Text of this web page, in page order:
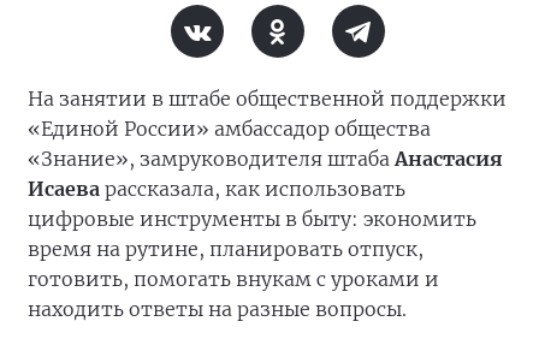
На занятии в штабе общественной поддержки
«Единой России» амбассадор общества
«Знание», замруководителя штабаАнастасия
Исаева рассказала, как использовать
цифровые инструменты в быту: экономить
время на рутине, планировать отпуск,
готовить, помогать внукам с уроками и
находить ответы на разные вопросы.